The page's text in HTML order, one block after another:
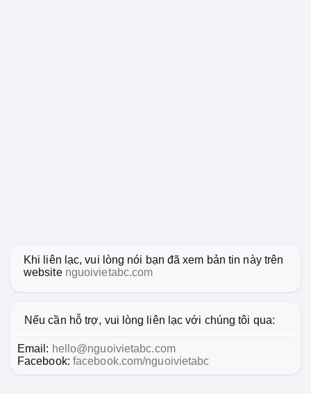
Khi liên lạc, vui lòng nói bạn đã xem bản tin này trên
website nguoivietabc.com
Nếu cần hỗ trợ, vui lòng liên lạc với chúng tôi qua:
Email: hello@nguoivietabc.com
Facebook: facebook.com/nguoivietabc